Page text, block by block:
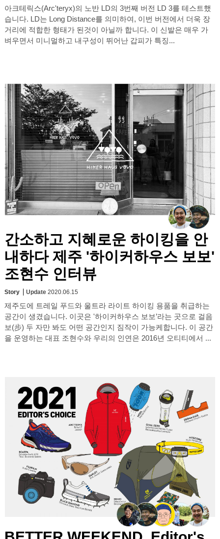
아크테릭스(Arc'teryx)의 노반 LD의 3번째 버전 LD 3를 테스트했
습니다. LD는 Long Distance를 의미하여, 이번 버전에서 더욱 장
거리에 적합한 형태가 된것이 아닐까 합니다. 이 신발은 매우 가
벼우면서 미니멀하고 내구성이 뛰어난 갑피가 특징...
간소하고 지혜로운 하이킹을 안
내하다 제주 '하이커하우스 보보'
조현수 인터뷰
Story Update 2020.06.15
제주도에 트레일 푸드와 울트라 라이트 하이킹 용품을 취급하는
공간이 생겼습니다. 이곳은 '하이커하우스 보보’라는 곳으로 걸음
보(步) 두 자만 봐도 어떤 공간인지 짐작이 가능케합니다. 이 공간
을 운영하는 대표 조현수와 우리의 인연은 2016년 오티티에서 ...